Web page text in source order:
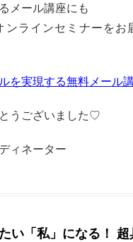
メール講座にも
ンラインセミナーをお
を実現する無料メール
うございました♡
ィネーター
い「私」になる！ 超